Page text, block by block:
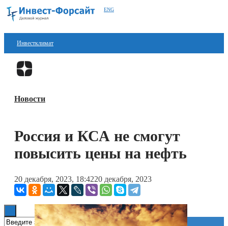
ENG
Инвестклимат
Финансы
Блокчейн
Книги
Новости
Россия и КСА не смогут
повысить цены на нефть
20 декабря, 2023, 18:4220 декабря, 2023